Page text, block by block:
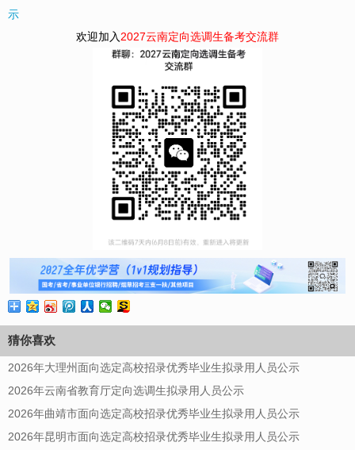
示
欢迎加入2027云南定向选调生备考交流群
猜你喜欢
2026年大理州面向选定高校招录优秀毕业生拟录用人员公示
2026年云南省教育厅定向选调生拟录用人员公示
2026年曲靖市面向选定高校招录优秀毕业生拟录用人员公示
2026年昆明市面向选定高校招录优秀毕业生拟录用人员公示